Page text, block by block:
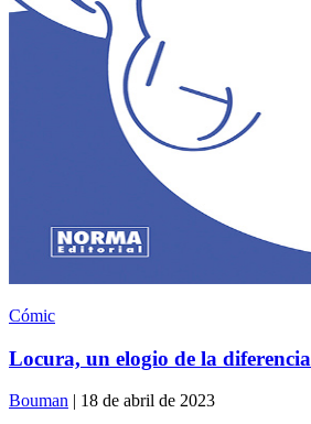
Cómic
Locura, un elogio de la diferencia
Bouman | 18 de abril de 2023